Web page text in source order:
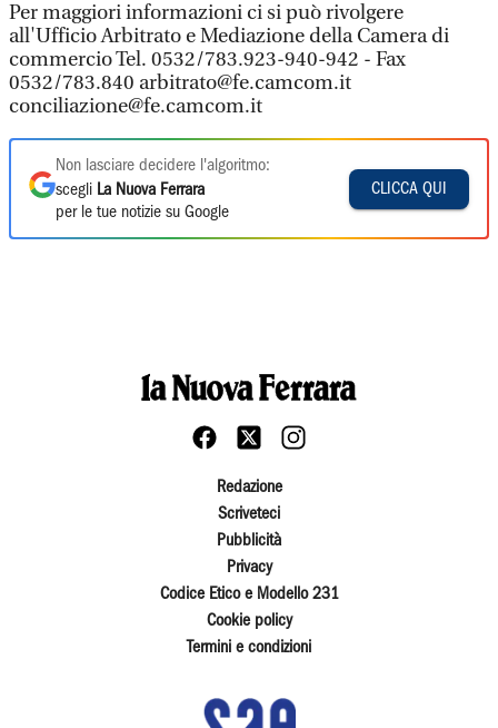
Per maggiori informazioni ci si può rivolgere
all'Ufficio Arbitrato e Mediazione della Camera di
commercio Tel. 0532/783.923-940-942 - Fax
0532/783.840 arbitrato@fe.camcom.it
conciliazione@fe.camcom.it
Non lasciare decidere l'algoritmo:
scegli La Nuova Ferrara
per le tue notizie su Google
CLICCA QUI
Redazione
Scriveteci
Pubblicità
Privacy
Codice Etico e Modello 231
Cookie policy
Termini e condizioni